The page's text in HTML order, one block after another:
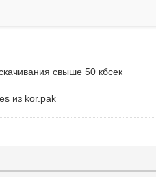
свыше 50 кбсек
из kor.pak